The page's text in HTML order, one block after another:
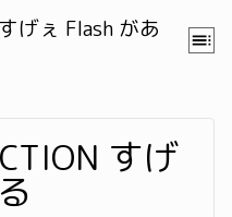
げぇ Flash があ
すげ